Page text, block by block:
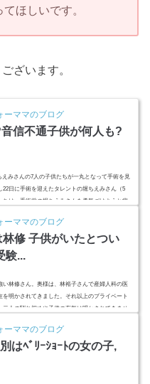
ほしいです。
ざいます。
ーママのブログ
信不通子供が何人も?
えみさんの7人の子供たちが一丸となって手術を見
日に手術を迎えたタレントの堀ちえみさん（5
は、手術前の堀ちえみさんを勇気づけようと病
"ca-pub-4735429...
ーママのブログ
修 子供がいたとつい
験...
林修さん。奥様は、林裕子さんで産婦人科の医
明かされてきました。それ以上のプライベート
人の馴れ初めや子供の有無は明かされてきませ
で夫は林修出典：http://yunknown.com/出典：http://
ーママのブログ
はﾍﾞﾘｰｼｮｰﾄの女の子,